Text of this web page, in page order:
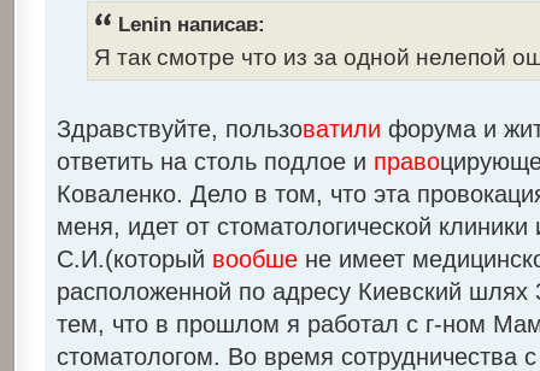
Lenin написав:
Я так смотре что из за одной нелепой
Здравствуйте, пользоватили форума и
ответить на столь подлое и право
Коваленко. Дело в том, что эта
меня, идет от стоматологической
С.И.(который вообшене имеет
расположенной по адресу Киевский
тем, что в прошлом я работал с г-ном
стоматологом. Во время сотрудничества